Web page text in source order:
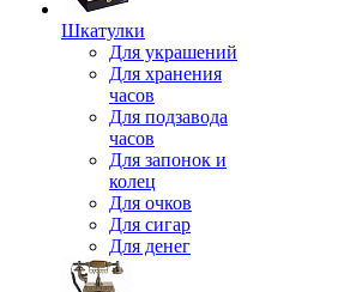
Шкатулки
Для украшений
Для хранения
часов
Для подзавода
часов
Для запонок и
колец
Для очков
Для сигар
Для денег